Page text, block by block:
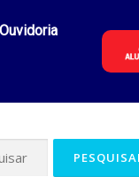
Ouvidoria